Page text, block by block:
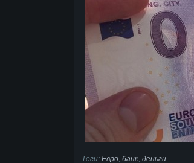
Теги: Евро банк деньги